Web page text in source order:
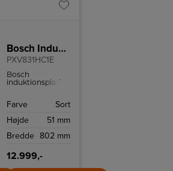
Bosch Induktionskogeplade
PXV831HC1E
Bosch
induktionsplade
Home Connect.
Farve
Sort
Højde
51 mm
Bredde 802 mm
12.999,-